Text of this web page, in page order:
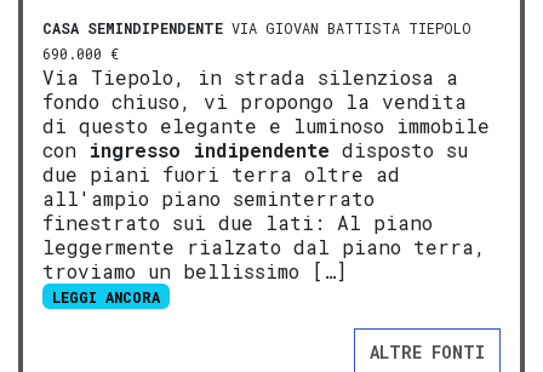
CASA SEMINDIPENDENTE VIA GIOVAN BATTISTA TIEPOLO
690.000 €
Via Tiepolo, in strada silenziosa a
fondo chiuso, vi propongo la vendita
di questo elegante e luminoso immobile
con ingresso indipendente disposto su
due piani fuori terra oltre ad
all'ampio piano seminterrato
finestrato sui due lati: Al piano
leggermente rialzato dal piano terra,
troviamo un bellissimo […]
LEGGI ANCORA
ALTRE FONTI